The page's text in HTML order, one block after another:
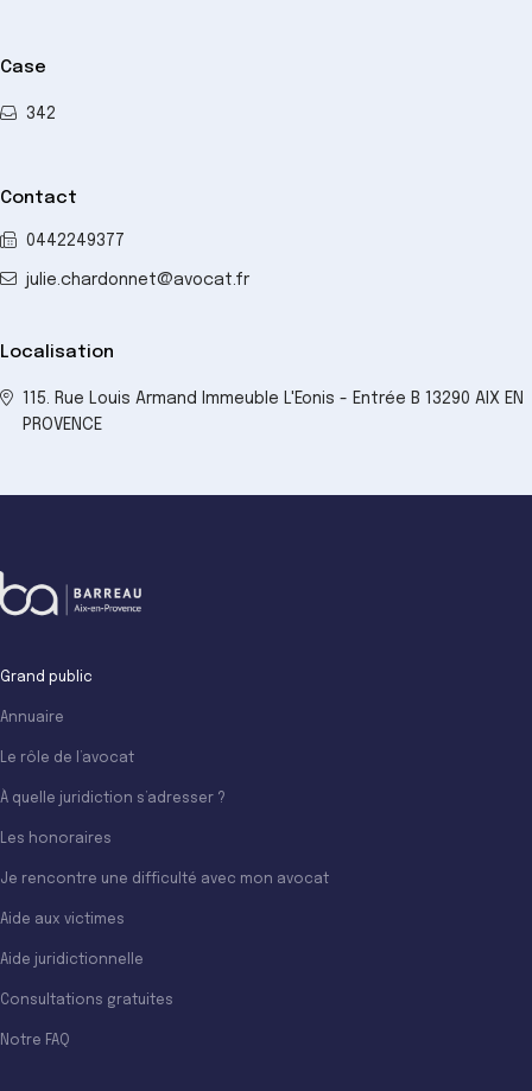
Case
342
Contact
0442249377
julie.chardonnet@avocat.fr
Localisation
115. Rue Louis Armand Immeuble L'Eonis - Entrée B 13290 AIX EN
PROVENCE
Grand public
Annuaire
Le rôle de l’avocat
À quelle juridiction s’adresser ?
Les honoraires
Je rencontre une difficulté avec mon avocat
Aide aux victimes
Aide juridictionnelle
Consultations gratuites
Notre FAQ